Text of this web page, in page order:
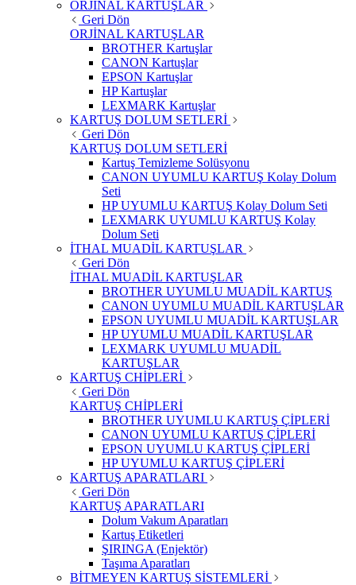
ORJİNAL KARTUŞLAR
Geri Dön
ORJİNAL KARTUŞLAR
BROTHER Kartuşlar
CANON Kartuşlar
EPSON Kartuşlar
HP Kartuşlar
LEXMARK Kartuşlar
KARTUŞ DOLUM SETLERİ
Geri Dön
KARTUŞ DOLUM SETLERİ
Kartuş Temizleme Solüsyonu
CANON UYUMLU KARTUŞ Kolay Dolum
Seti
HP UYUMLU KARTUŞ Kolay Dolum Seti
LEXMARK UYUMLU KARTUŞ Kolay
Dolum Seti
İTHAL MUADİL KARTUŞLAR
Geri Dön
İTHAL MUADİL KARTUŞLAR
BROTHER UYUMLU MUADİL KARTUŞ
CANON UYUMLU MUADİL KARTUŞLAR
EPSON UYUMLU MUADİL KARTUŞLAR
HP UYUMLU MUADİL KARTUŞLAR
LEXMARK UYUMLU MUADİL
KARTUŞLAR
KARTUŞ CHİPLERİ
Geri Dön
KARTUŞ CHİPLERİ
BROTHER UYUMLU KARTUŞ ÇİPLERİ
CANON UYUMLU KARTUŞ ÇİPLERİ
EPSON UYUMLU KARTUŞ ÇİPLERİ
HP UYUMLU KARTUŞ ÇİPLERİ
KARTUŞ APARATLARI
Geri Dön
KARTUŞ APARATLARI
Dolum Vakum Aparatları
Kartuş Etiketleri
ŞIRINGA (Enjektör)
Taşıma Aparatları
BİTMEYEN KARTUŞ SİSTEMLERİ